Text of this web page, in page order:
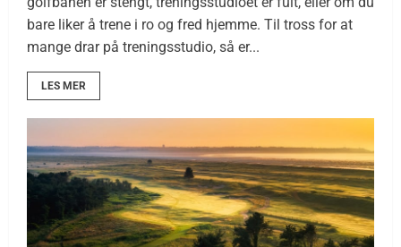
bare liker å trene i ro og fred hjemme. Til tross for at
mange drar på treningsstudio, så er...
LES MER